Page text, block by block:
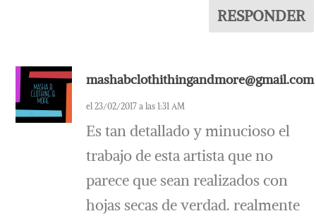
RESPONDER
mashabclothithingandmore@gmail.com
el 23/02/2017 a las 1:31 AM
Es tan detallado y minucioso el
trabajo de esta artista que no
parece que sean realizados con
hojas secas de verdad. realmente